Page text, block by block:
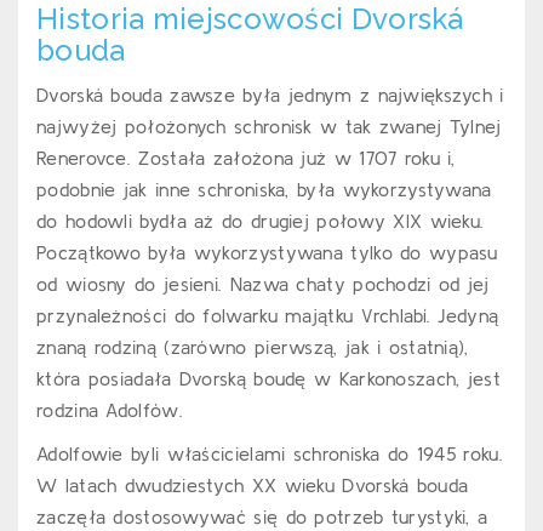
Historia miejscowości Dvorská
bouda
Dvorská bouda zawsze była jednym z największych i
najwyżej położonych schronisk w tak zwanej Tylnej
Renerovce. Została założona już w 1707 roku i,
podobnie jak inne schroniska, była wykorzystywana
do hodowli bydła aż do drugiej połowy XIX wieku.
Początkowo była wykorzystywana tylko do wypasu
od wiosny do jesieni. Nazwa chaty pochodzi od jej
przynależności do folwarku majątku Vrchlabí. Jedyną
znaną rodziną (zarówno pierwszą, jak i ostatnią),
która posiadała Dvorską boudę w Karkonoszach, jest
rodzina Adolfów.
Adolfowie byli właścicielami schroniska do 1945 roku.
W latach dwudziestych XX wieku Dvorská bouda
zaczęła dostosowywać się do potrzeb turystyki, a